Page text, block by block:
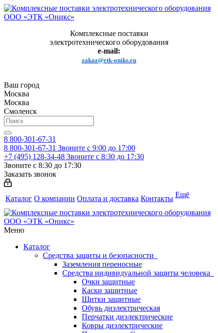
Комплексные поставки
электротехнического оборудования
e-mail:
zakaz@etk-oniks.ru
Ваш город
Москва
Москва
Смоленск
8 800-301-67-31
8 800-301-67-31 Звоните с 9:00 до 17:00
+7 (495) 128-34-48 Звоните с 8:30 до 17:30
Звоните с 8:30 до 17:30
Заказать звонок
Каталог О компании Оплата и доставка Контакты Ещё
Меню
Каталог
Средства защиты и безопасности
Заземления переносные
Средства индивидуальной защиты человека
Очки защитные
Каски защитные
Щитки защитные
Обувь диэлектрическая
Перчатки диэлектрические
Ковры диэлектрические